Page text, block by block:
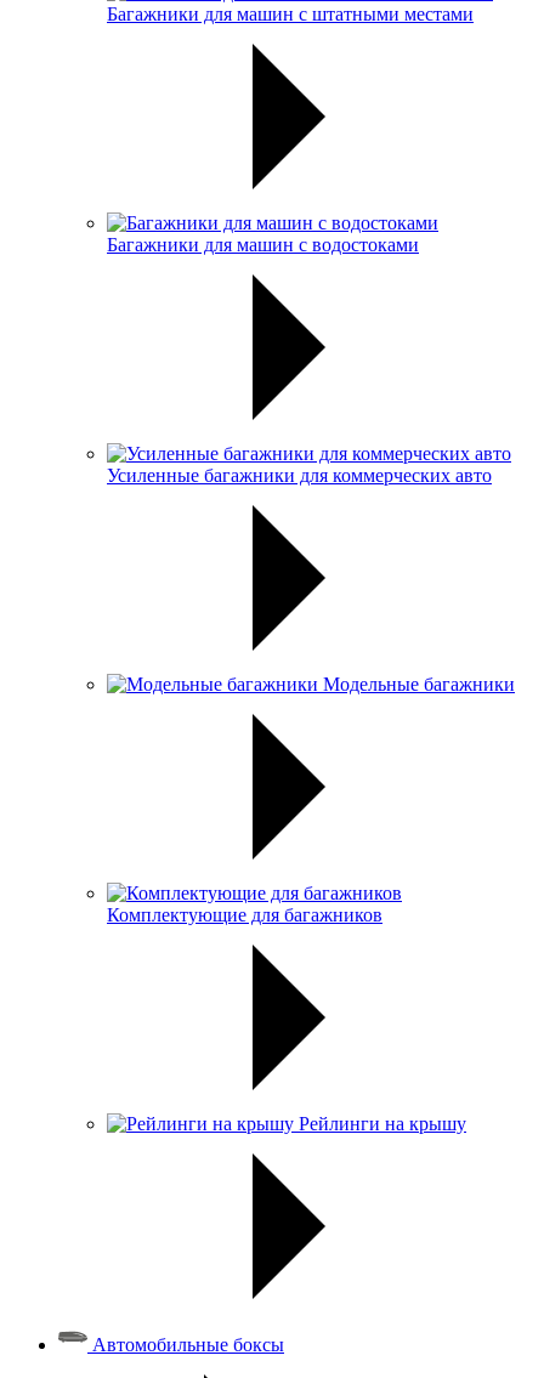
Багажники для машин с штатными местами
Багажники для машин с водостоками
Усиленные багажники для коммерческих авто
Модельные багажники
Комплектующие для багажников
Рейлинги на крышу
Автомобильные боксы